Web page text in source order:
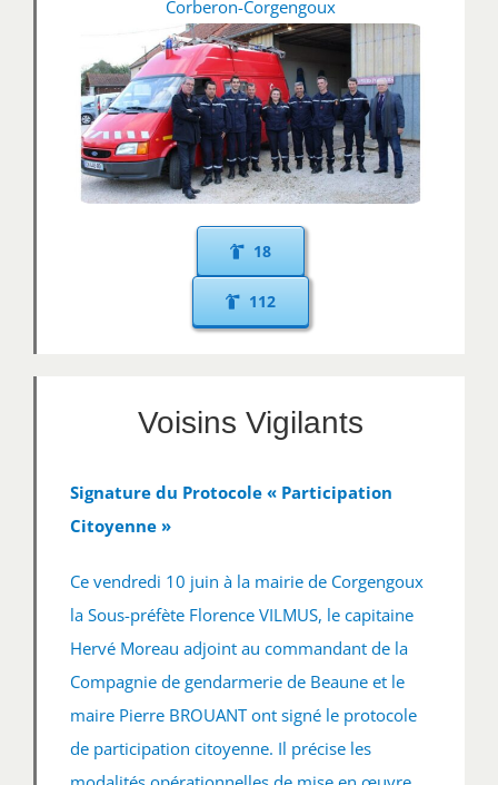
Corberon-Corgengoux
18
112
Voisins Vigilants
Signature du Protocole « Participation
Citoyenne »
Ce vendredi 10 juin à la mairie de Corgengoux
la Sous-préfète Florence VILMUS, le capitaine
Hervé Moreau adjoint au commandant de la
Compagnie de gendarmerie de Beaune et le
maire Pierre BROUANT ont signé le protocole
de participation citoyenne. Il précise les